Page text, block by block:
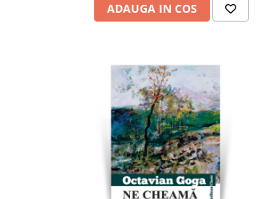
ADAUGA IN COS